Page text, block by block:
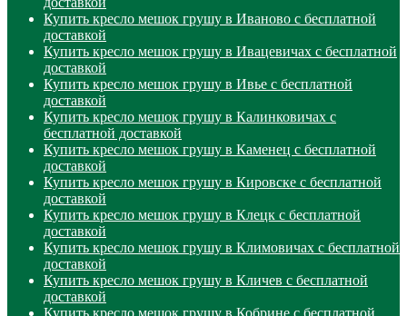
Купить кресло мешок грушу в Иваново с бесплатной
доставкой
Купить кресло мешок грушу в Ивацевичах с бесплатной
доставкой
Купить кресло мешок грушу в Ивье с бесплатной
доставкой
Купить кресло мешок грушу в Калинковичах с
бесплатной доставкой
Купить кресло мешок грушу в Каменец с бесплатной
доставкой
Купить кресло мешок грушу в Кировске с бесплатной
доставкой
Купить кресло мешок грушу в Клецк с бесплатной
доставкой
Купить кресло мешок грушу в Климовичах с бесплатной
доставкой
Купить кресло мешок грушу в Кличев с бесплатной
доставкой
Купить кресло мешок грушу в Кобрине с бесплатной